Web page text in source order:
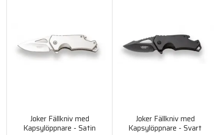
Joker Fällkniv med
Kapsylöppnare - Satin
Joker Fällkniv med
Kapsylöppnare - Svart